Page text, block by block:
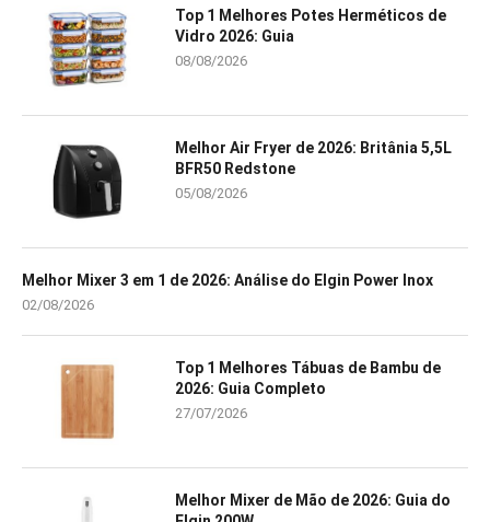
Top 1 Melhores Potes Herméticos de
Vidro 2026: Guia
08/08/2026
Melhor Air Fryer de 2026: Britânia 5,5L
BFR50 Redstone
05/08/2026
Melhor Mixer 3 em 1 de 2026: Análise do Elgin Power Inox
02/08/2026
Top 1 Melhores Tábuas de Bambu de
2026: Guia Completo
27/07/2026
Melhor Mixer de Mão de 2026: Guia do